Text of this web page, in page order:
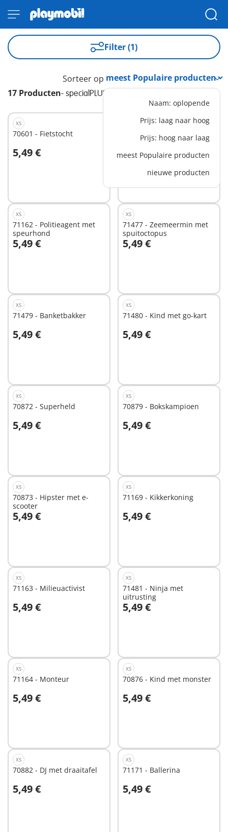
Filter (1)
17 Producten- specialPLUS
Sorteer op
Naam: oplopende
Prijs: laag naar hoog
Prijs: hoog naar laag
meest Populaire producten
nieuwe producten
XS
70601 - Fietstocht
5,49 €
In winkelwagen
71161 - Pizzabakker
5,49 €
In winkelwagen
XS
71162 - Politieagent met
speurhond
5,49 €
In winkelwagen
XS
71477 - Zeemeermin met
spuitoctopus
5,49 €
In winkelwagen
XS
71479 - Banketbakker
5,49 €
In winkelwagen
XS
71480 - Kind met go-kart
5,49 €
In winkelwagen
XS
70872 - Superheld
5,49 €
In winkelwagen
XS
70879 - Bokskampioen
5,49 €
XS
70873 - Hipster met e-
scooter
5,49 €
XS
71169 - Kikkerkoning
5,49 €
XS
71163 - Milieuactivist
5,49 €
XS
71481 - Ninja met
uitrusting
5,49 €
XS
71164 - Monteur
5,49 €
XS
70876 - Kind met monster
5,49 €
XS
70882 - DJ met draaitafel
5,49 €
XS
71171 - Ballerina
5,49 €